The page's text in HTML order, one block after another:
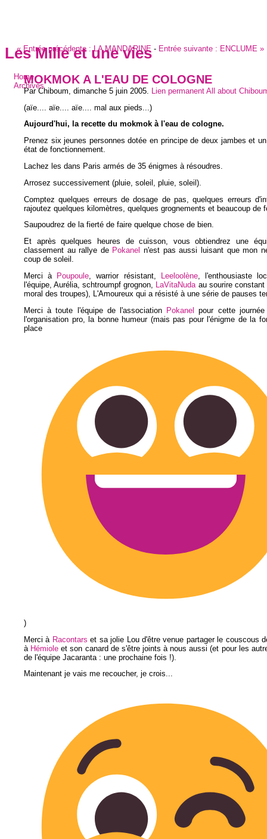
Les Mille et une vies
Home
Archives
« Entrée précédente :LA MANDARINE - Entrée suivante : ENCLUME »
MOKMOK A L'EAU DE COLOGNE
Par Chiboum, dimanche 5 juin 2005 Lien permanent All about
(aïe.... aïe.... aïe.... mal aux pieds...)
Aujourd'hui, la recette du mokmok à l'eau de cologne.
Prenez six jeunes personnes dotée en principe de deux jambes et
état de fonctionnement.
Lachez les dans Paris armés de 35 énigmes à résoudres.
Arrosez successivement (pluie, soleil, pluie, soleil).
Comptez quelques erreurs de dosage de pas, quelques erreurs
rajoutez quelques kilomètres, quelques grognements et beaucoup de
Saupoudrez de la fierté de faire quelque chose de bien.
Et après quelques heures de cuisson, vous obtiendrez une
classement au rallye de Pokanel n'est pas aussi luisant que mon
coup de soleil.
Merci à Poupoule, warrior résistant, Leeloolène, l'enthousiaste
l'équipe, Aurélia, schtroumpf grognon, LaVitaNudaau sourire constant
moral des troupes), L'Amoureux qui a résisté à une série de pauses
Merci à toute l'équipe de l'association Pokanel
pour cette journée
l'organisation pro, la bonne humeur (mais pas pour l'énigme de la
place
)
Merci à Racontars et sa jolie Lou d'être venue partager le couscous
à Hémiole et son canard de s'être joints à nous aussi (et pour les
de l'équipe Jacaranta : une prochaine fois !).
Maintenant je vais me recoucher, je crois...